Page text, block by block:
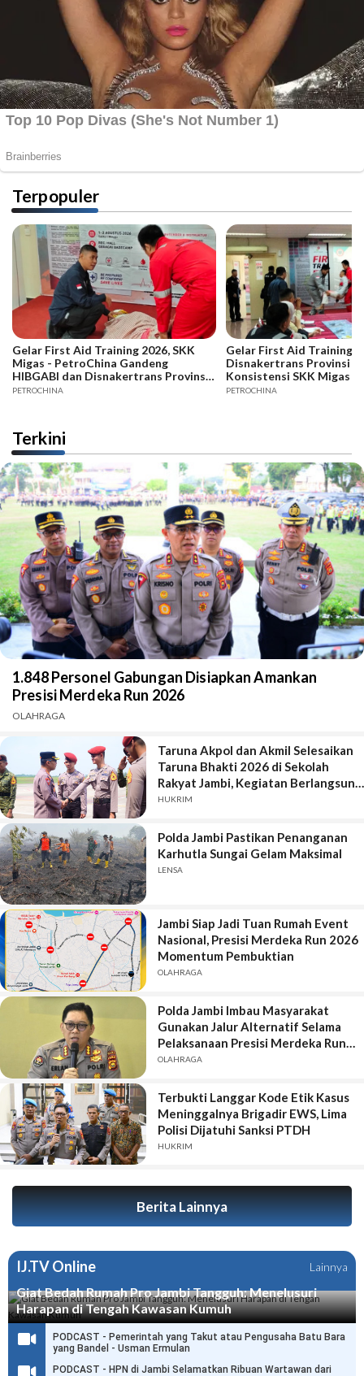
Terpopuler
Gelar First Aid Training 2026, SKK
Migas - PetroChina Gandeng
HIBGABI dan Disnakertrans Provinsi
Jambi
PETROCHINA
Gelar First Aid Training
Disnakertrans Provinsi
Konsistensi SKK Migas -
PETROCHINA
Terkini
1.848 Personel Gabungan Disiapkan Amankan
Presisi Merdeka Run 2026
OLAHRAGA
Taruna Akpol dan Akmil Selesaikan
Taruna Bhakti 2026 di Sekolah
Rakyat Jambi, Kegiatan Berlangsung
Aman dan Lancar
HUKRIM
Polda Jambi Pastikan Penanganan
Karhutla Sungai Gelam Maksimal
LENSA
Jambi Siap Jadi Tuan Rumah Event
Nasional, Presisi Merdeka Run 2026
Momentum Pembuktian
OLAHRAGA
Polda Jambi Imbau Masyarakat
Gunakan Jalur Alternatif Selama
Pelaksanaan Presisi Merdeka Run
2026
OLAHRAGA
Terbukti Langgar Kode Etik Kasus
Meninggalnya Brigadir EWS, Lima
Polisi Dijatuhi Sanksi PTDH
HUKRIM
Berita Lainnya
IJ.TV Online Lainnya
Giat Bedah Rumah Pro Jambi Tangguh: Menelusuri
Harapan di Tengah Kawasan Kumuh
PODCAST - Pemerintah yang Takut atau Pengusaha Batu Bara
yang Bandel - Usman Ermulan
PODCAST - HPN di Jambi Selamatkan Ribuan Wartawan dari